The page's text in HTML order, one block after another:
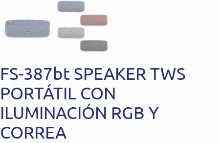
FS-387bt SPEAKER TWS
PORTÁTIL CON
ILUMINACIÓN RGB Y
CORREA